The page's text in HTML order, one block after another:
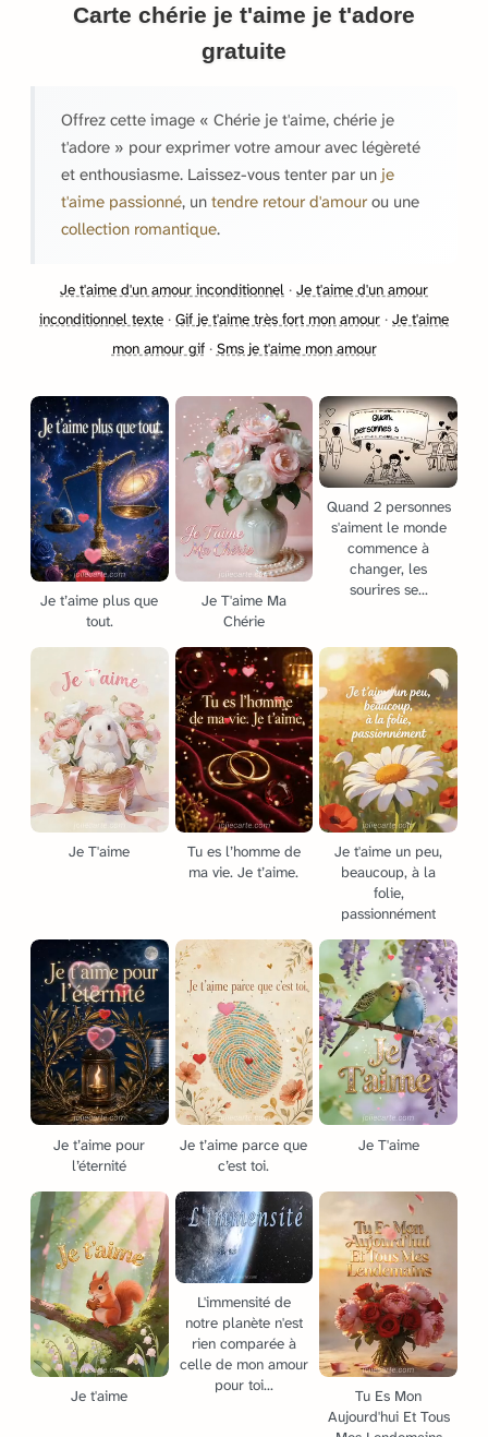
Carte chérie je t'aime je t'adore
gratuite
Offrez cette image « Chérie je t'aime, chérie je
t'adore » pour exprimer votre amour avec légèreté
et enthousiasme. Laissez-vous tenter par un je
t'aime passionné, un tendre retour d'amour ou une
collection romantique.
Je t'aime d'un amour inconditionnel · Je t'aime d'un amour
inconditionnel texte · Gif je t'aime très fort mon amour · Je t'aime
mon amour gif· Sms je t'aime mon amour
Je t’aime plus que
tout.
Je T'aime Ma
Chérie
Quand 2 personnes
s'aiment le monde
commence à
changer, les
sourires se...
Je T'aime
Tu es l’homme de
ma vie. Je t’aime.
Je t'aime un peu,
beaucoup, à la
folie,
passionnément
Je t’aime pour
l’éternité
Je t’aime parce que
c’est toi.
Je T'aime
Je t'aime
L'immensité de
notre planète n'est
rien comparée à
celle de mon amour
pour toi...
Tu Es Mon
Aujourd'hui Et Tous